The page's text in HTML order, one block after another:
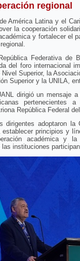
regional
América Latina y el
la cooperación
y fortalecer el
Federativa de
del foro internacional
Superior, la
Superior y la UNILA,
dirigió un mensaje
pertenecientes
República Federal
dirigentes adoptaron
principios y
académica y
instituciones